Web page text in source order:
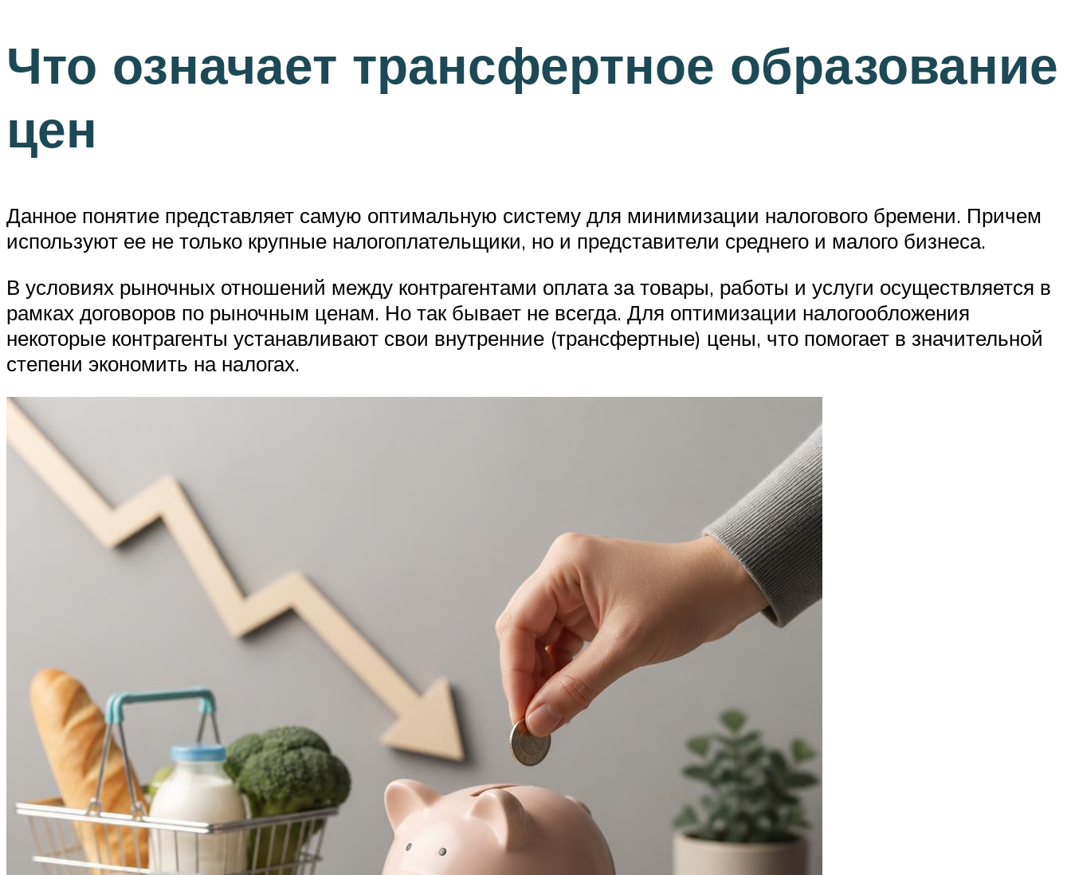
Что означает трансфертное образование
цен
Данное понятие представляет самую оптимальную систему для минимизации налогового бремени. Причем
используют ее не только крупные налогоплательщики, но и представители среднего и малого бизнеса.
В условиях рыночных отношений между контрагентами оплата за товары, работы и услуги осуществляется в
рамках договоров по рыночным ценам. Но так бывает не всегда. Для оптимизации налогообложения
некоторые контрагенты устанавливают свои внутренние (трансфертные) цены, что помогает в значительной
степени экономить на налогах.